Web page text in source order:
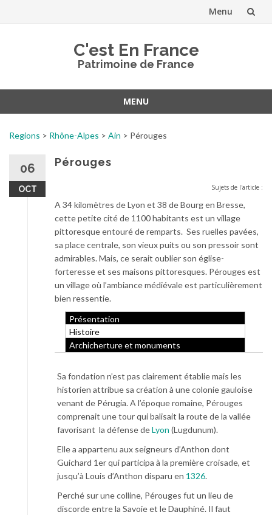
Menu
C'est En France
Patrimoine de France
MENU
Regions > Rhône-Alpes > Ain > Pérouges
06
OCT
Pérouges
Sujets de l'article :
A 34 kilomètres de Lyon et 38 de Bourg en Bresse,
cette petite cité de 1100 habitants est un village
pittoresque entouré de remparts. Ses ruelles pavées,
sa place centrale, son vieux puits ou son pressoir sont
admirables. Mais, ce serait oublier son église-
forteresse et ses maisons pittoresques. Pérouges est
un village où l’ambiance médiévale est particulièrement
bien ressentie.
Présentation
Histoire
Archicherture et monuments
Sa fondation n’est pas clairement établie mais les
historien attribue sa création à une colonie gauloise
venant de Pérugia. A l’époque romaine, Pérouges
comprenait une tour qui balisait la route de la vallée
favorisant la défense deLyon (Lugdunum).
Elle a appartenu aux seigneurs d’Anthon dont
Guichard 1er qui participa à la première croisade, et
jusqu’à Louis d’Anthon disparu en 1326.
Perché sur une colline, Pérouges fut un lieu de
discorde entre la Savoie et le Dauphiné. Il faut